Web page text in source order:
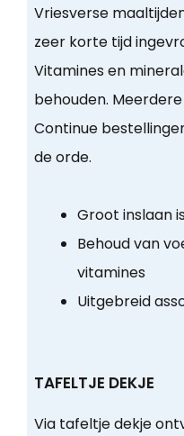
Vriesverse
zeer korte tijd
Vitamines en
behouden.
Continue
de orde.
Groot inslaan
Behoud van
vitamines
Uitgebreid
TAFELTJE DEKJE
Via tafeltje dekje